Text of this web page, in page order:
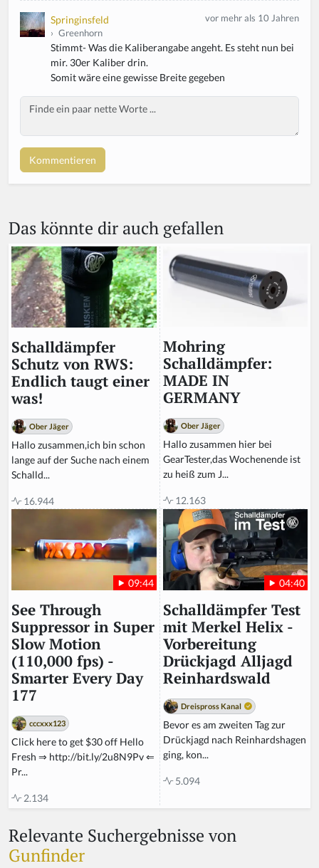
Springinsfeld
› Greenhorn
vor mehr als 10 Jahren
Stimmt- Was die Kaliberangabe angeht. Es steht nun bei
mir. 30er Kaliber drin.
Somit wäre eine gewisse Breite gegeben
Body
Das könnte dir auch gefallen
Schalldämpfer
Schutz von RWS:
Endlich taugt einer
was!
Ober Jäger
Hallo zusammen,ich bin schon
lange auf der Suche nach einem
Schalld...
16.944
Mohring
Schalldämpfer:
MADE IN
GERMANY
Ober Jäger
Hallo zusammen hier bei
GearTester,das Wochenende ist
zu heiß zum J...
12.163
09:44
See Through
Suppressor in Super
Slow Motion
(110,000 fps) -
Smarter Every Day
177
cccxxx123
Click here to get $30 off Hello
Fresh ⇒ http://bit.ly/2u8N9Pv ⇐
Pr...
2.134
04:40
Schalldämpfer Test
mit Merkel Helix -
Vorbereitung
Drückjagd Alljagd
Reinhardswald
Dreispross Kanal
Bevor es am zweiten Tag zur
Drückjagd nach Reinhardshagen
ging, kon...
5.094
Relevante Suchergebnisse von
Gunfinder